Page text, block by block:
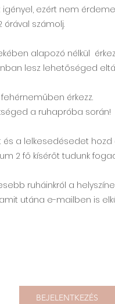
ezért nem
órával számolj.
alapozó nélkül
lesz lehetőséged
érkezz.
a ruhapróba során!
a lelkesedésedet hozd
2 fő kísérőt tudunk
ruháinkról a
utána e-mailben is
BEJELENTKEZÉS